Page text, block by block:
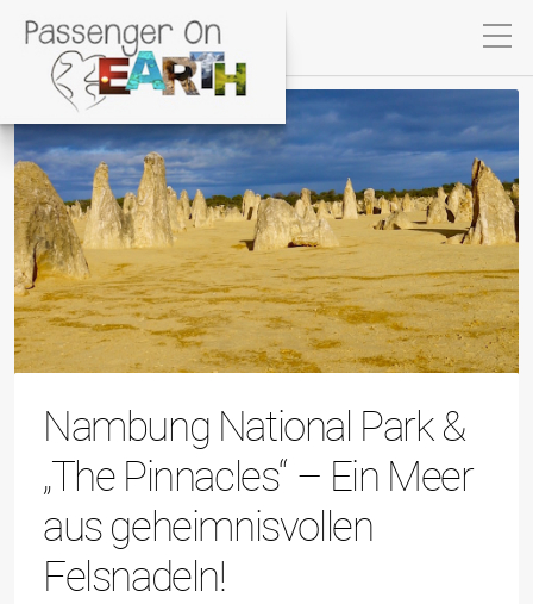
Nambung National Park &
„The Pinnacles“ – Ein Meer
aus geheimnisvollen
Felsnadeln!